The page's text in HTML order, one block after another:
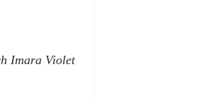
Imara Violet